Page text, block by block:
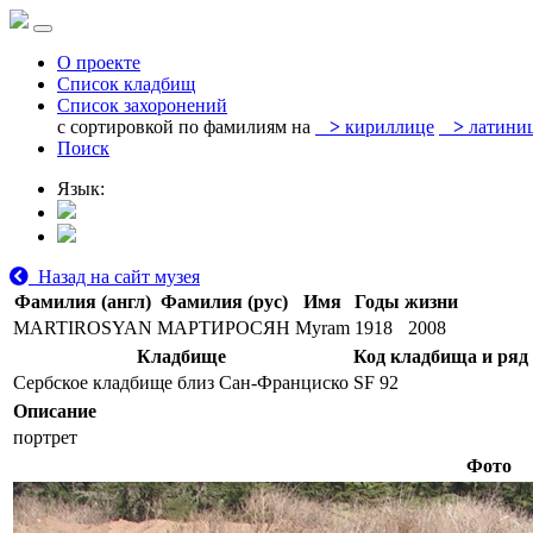
О проекте
Список кладбищ
Список захоронений
с сортировкой по фамилиям на
> кириллице >
Поиск
Язык:
Назад на сайт музея
Фамилия (англ) Фамилия (рус) Имя
Годы жизни
MARTIROSYAN МАРТИРОСЯН Myram 1918
2008
Кладбище
Код кладбища и ряд
Сербское кладбище близ Сан-Франциско SF 92
Описание
портрет
Фото